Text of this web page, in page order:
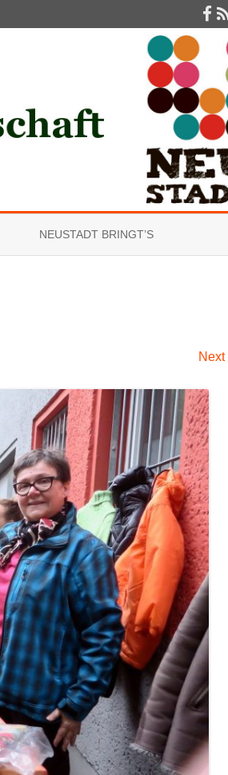
NEUSTADT BRINGT’S